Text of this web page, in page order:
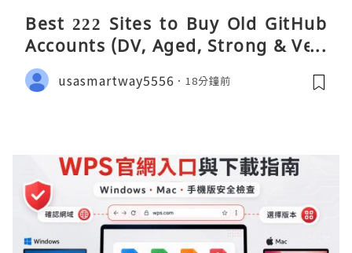
Best 222 Sites to Buy Old GitHub
Accounts (DV, Aged, Strong & Veri
fied)
usasmartway5556 18分鐘前